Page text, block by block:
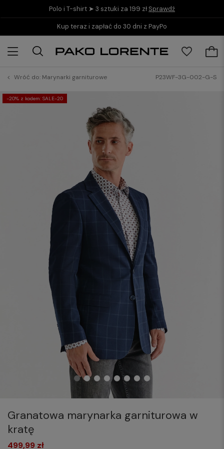
Polo i T-shirt ➤ 3 sztuki za 199 zł Sprawdź
Kup teraz i zapłać do 30 dni z PayPo
Wróć do: Marynarki garniturowe P23WF-3G-002-G-S
-20% z kodem: SALE-20
Granatowa marynarka garniturowa w
kratę
499,99 zł